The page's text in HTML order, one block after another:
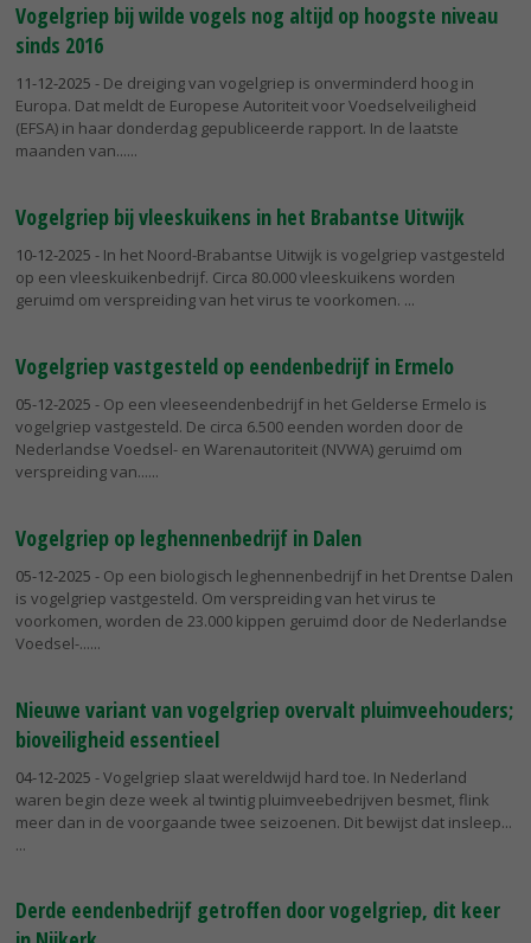
Vogelgriep bij wilde vogels nog altijd op hoogste niveau
sinds 2016
11-12-2025 - De dreiging van vogelgriep is onverminderd hoog in
Europa. Dat meldt de Europese Autoriteit voor Voedselveiligheid
(EFSA) in haar donderdag gepubliceerde rapport. In de laatste
maanden van...
Vogelgriep bij vleeskuikens in het Brabantse Uitwijk
10-12-2025 - In het Noord-Brabantse Uitwijk is vogelgriep vastgesteld
op een vleeskuikenbedrijf. Circa 80.000 vleeskuikens worden
geruimd om verspreiding van het virus te voorkomen.
Vogelgriep vastgesteld op eendenbedrijf in Ermelo
05-12-2025 - Op een vleeseendenbedrijf in het Gelderse Ermelo is
vogelgriep vastgesteld. De circa 6.500 eenden worden door de
Nederlandse Voedsel- en Warenautoriteit (NVWA) geruimd om
verspreiding van...
Vogelgriep op leghennenbedrijf in Dalen
05-12-2025 - Op een biologisch leghennenbedrijf in het Drentse Dalen
is vogelgriep vastgesteld. Om verspreiding van het virus te
voorkomen, worden de 23.000 kippen geruimd door de Nederlandse
Voedsel-...
Nieuwe variant van vogelgriep overvalt pluimveehouders;
bioveiligheid essentieel
04-12-2025 - Vogelgriep slaat wereldwijd hard toe. In Nederland
waren begin deze week al twintig pluimveebedrijven besmet, flink
meer dan in de voorgaande twee seizoenen. Dit bewijst dat insleep...
Derde eendenbedrijf getroffen door vogelgriep, dit keer